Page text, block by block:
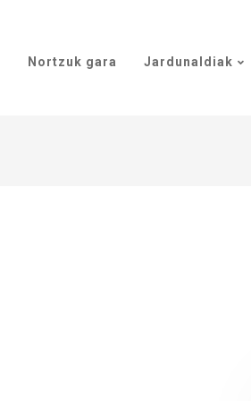
Nortzuk gara Jardunaldiak